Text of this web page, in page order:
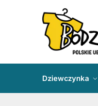
Dziewczynka